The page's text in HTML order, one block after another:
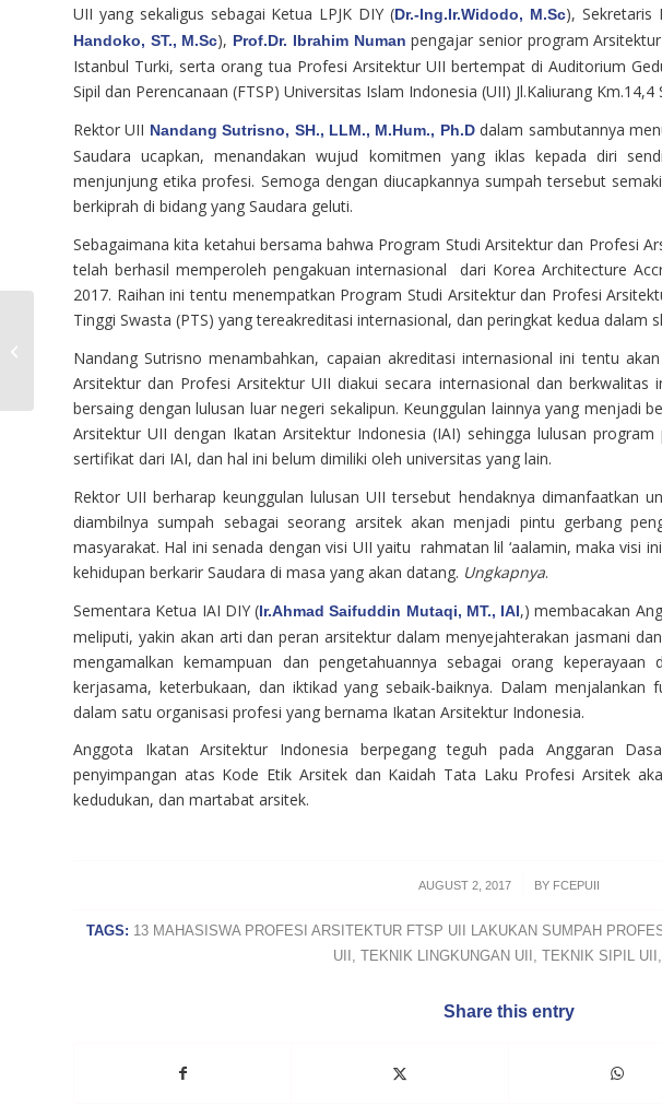
UII yang sekaligus sebagai Ketua LPJK DIY (Dr.-Ing.Ir.Widodo, M.Sc), Sekretaris
Handoko, ST., M.Sc), Prof.Dr. Ibrahim Numan pengajar senior program
Istanbul Turki, serta orang tua Profesi Arsitektur UII bertempat di Auditorium
Sipil dan Perencanaan (FTSP) Universitas Islam Indonesia (UII) Jl.Kaliurang Km.14,4
Rektor UII Nandang Sutrisno, SH., LLM., M.Hum., Ph.Ddalam sambutannya
Saudara ucapkan, menandakan wujud komitmen yang iklas kepada diri
menjunjung etika profesi. Semoga dengan diucapkannya sumpah tersebut
berkiprah di bidang yang Saudara geluti.
Sebagaimana kita ketahui bersama bahwa Program Studi Arsitektur dan Profesi
telah berhasil memperoleh pengakuan internasional dari Korea Architecture
2017. Raihan ini tentu menempatkan Program Studi Arsitektur dan Profesi
Tinggi Swasta (PTS) yang tereakreditasi internasional, dan peringkat kedua dalam
Nandang Sutrisno menambahkan, capaian akreditasi internasional ini tentu
Arsitektur dan Profesi Arsitektur UII diakui secara internasional dan berkwalitas
bersaing dengan lulusan luar negeri sekalipun. Keunggulan lainnya yang menjadi
Arsitektur UII dengan Ikatan Arsitektur Indonesia (IAI) sehingga lulusan
sertifikat dari IAI, dan hal ini belum dimiliki oleh universitas yang lain.
Rektor UII berharap keunggulan lulusan UII tersebut hendaknya dimanfaatkan
diambilnya sumpah sebagai seorang arsitek akan menjadi pintu gerbang
masyarakat. Hal ini senada dengan visi UII yaitu rahmatan lil ‘aalamin, maka visi
kehidupan berkarir Saudara di masa yang akan datang. Ungkapnya.
Sementara Ketua IAI DIY (Ir.Ahmad Saifuddin Mutaqi, MT., IAI,) membacakan
meliputi, yakin akan arti dan peran arsitektur dalam menyejahterakan jasmani
mengamalkan kemampuan dan pengetahuannya sebagai orang
kerjasama, keterbukaan, dan iktikad yang sebaik-baiknya. Dalam menjalankan
dalam satu organisasi profesi yang bernama Ikatan Arsitektur Indonesia.
Anggota Ikatan Arsitektur Indonesia berpegang teguh pada Anggaran
penyimpangan atas Kode Etik Arsitek dan Kaidah Tata Laku Profesi Arsitek
kedudukan, dan martabat arsitek.
AUGUST 2, 2017
/ BY FCEPUII
TAGS: 13 MAHASISWA PROFESI ARSITEKTUR FTSP UII LAKUKAN SUMPAH
UII
, TEKNIK LINGKUNGAN UII , TEKNIK SIPIL UII ,
Share this entry
Arsitektur FTSP UII
Dalam Rangka Purna
Bhakti Ir.Munichy BE,...